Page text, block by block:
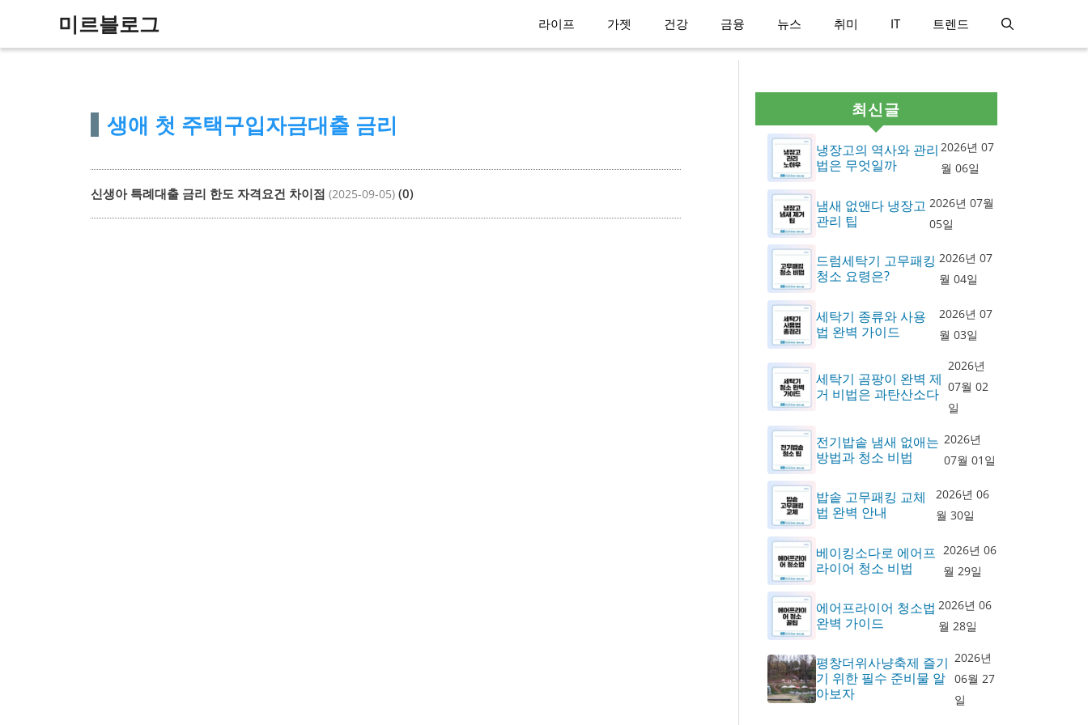
미르블로그 라이프 가젯 건강 금융 뉴스 취미 IT 트렌드
생애 첫 주택구입자금대출 금리
신생아 특례대출 금리 한도 자격요건 차이점 (2025-09-05) (0)
최신글
냉장고의 역사와 관리
법은 무엇일까
2026년 07
월 06일
냄새 없앤다 냉장고
관리 팁
2026년 07월
05일
드럼세탁기 고무패킹
청소 요령은?
2026년 07
월 04일
세탁기 종류와 사용
법 완벽 가이드
2026년 07
월 03일
세탁기 곰팡이 완벽 제
거 비법은 과탄산소다
2026년
07월 02
일
전기밥솥 냄새 없애는
방법과 청소 비법
2026년
07월 01일
밥솥 고무패킹 교체
법 완벽 안내
2026년 06
월 30일
베이킹소다로 에어프
라이어 청소 비법
2026년 06
월 29일
에어프라이어 청소법
완벽 가이드
2026년 06
월 28일
평창더위사냥축제 즐기
기 위한 필수 준비물 알
아보자
2026년
06월 27
일